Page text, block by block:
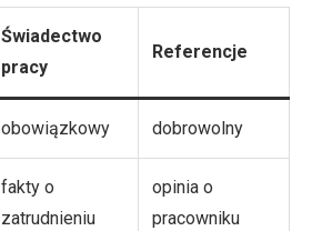
Świadectwo
pracy
Referencje
obowiązkowy dobrowolny
fakty o
zatrudnieniu
opinia o
pracowniku